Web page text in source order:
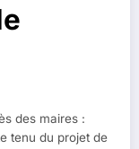
des maires :
tenu du projet de